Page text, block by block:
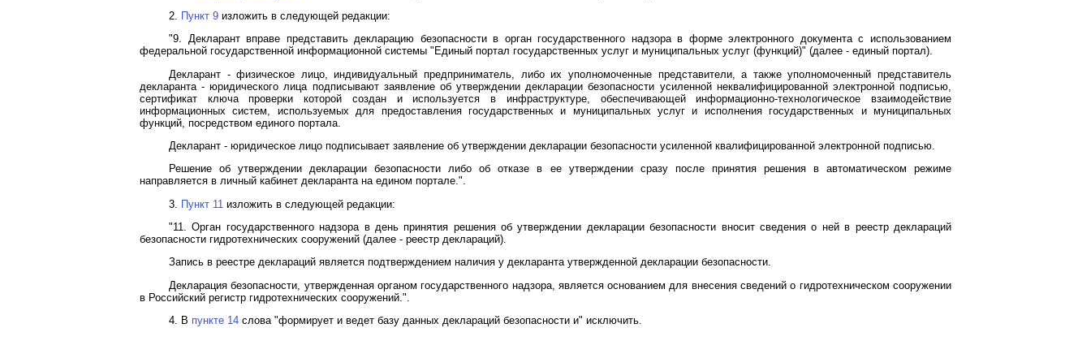
2. Пункт 9 изложить в следующей редакции:
"9. Декларант вправе представить декларацию безопасности в орган государственного надзора в форме электронного документа с использованием
федеральной государственной информационной системы "Единый портал государственных услуг и муниципальных услуг (функций)" (далее - единый портал).
Декларант - физическое лицо, индивидуальный предприниматель, либо их уполномоченные представители, а также уполномоченный представитель
декларанта - юридического лица подписывают заявление об утверждении декларации безопасности усиленной неквалифицированной электронной подписью,
сертификат ключа проверки которой создан и используется в инфраструктуре, обеспечивающей информационно-технологическое взаимодействие
информационных систем, используемых для предоставления государственных и муниципальных услуг и исполнения государственных и муниципальных
функций, посредством единого портала.
Декларант - юридическое лицо подписывает заявление об утверждении декларации безопасности усиленной квалифицированной электронной подписью.
Решение об утверждении декларации безопасности либо об отказе в ее утверждении сразу после принятия решения в автоматическом режиме
направляется в личный кабинет декларанта на едином портале.".
3.
Пункт 11 изложить в следующей редакции:
"11. Орган государственного надзора в день принятия решения об утверждении декларации безопасности вносит сведения о ней в реестр деклараций
безопасности гидротехнических сооружений (далее - реестр деклараций).
Запись в реестре деклараций является подтверждением наличия у декларанта утвержденной декларации безопасности.
Декларация безопасности, утвержденная органом государственного надзора, является основанием для внесения сведений о гидротехническом сооружении
в Российский регистр гидротехнических сооружений.".
4. В пункте 14 слова "формирует и ведет базу данных деклараций безопасности и" исключить.